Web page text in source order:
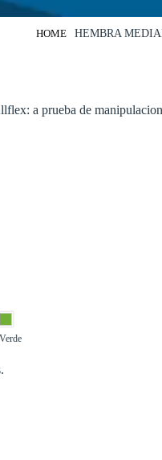
HOME HEMBRA
a prueba de
Verde